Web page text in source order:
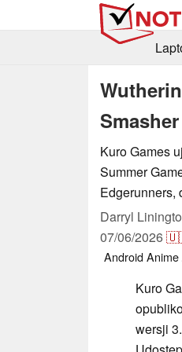
Smasher
Kuro Games
Summer
Edgerunners,
Darryl
07/06/2026
Android
Kuro
wersji